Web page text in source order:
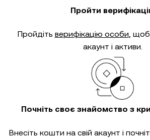
Пройти
Пройдіть верифікацію особи, щоб
акаунт і активи.
Почніть своє знайомство з
Внесіть кошти на свій акаунт і